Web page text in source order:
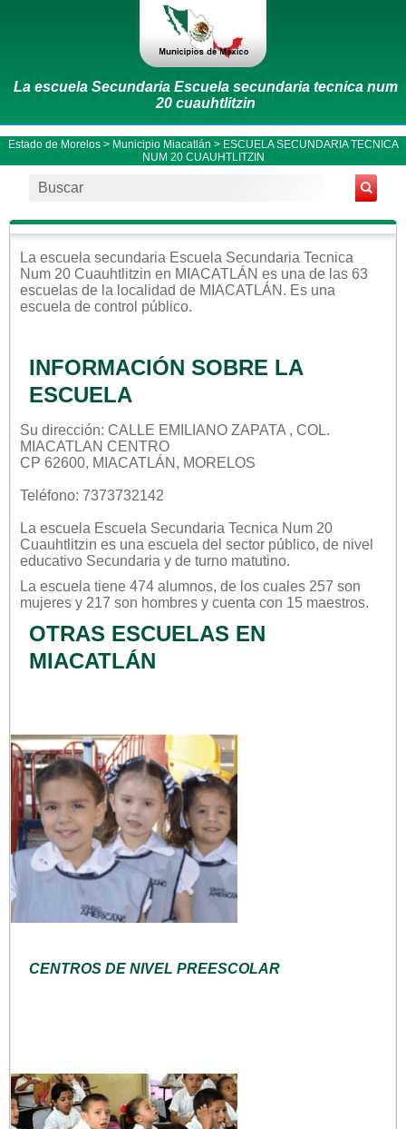
La escuela Secundaria Escuela secundaria tecnica num
20 cuauhtlitzin
Estado de Morelos> Municipio Miacatlán > ESCUELA SECUNDARIA TECNICA
NUM 20 CUAUHTLITZIN
La escuela secundaria Escuela Secundaria Tecnica
Num 20 Cuauhtlitzin en MIACATLÁN es una de las 63
escuelas de la localidad de MIACATLÁN . Es una
escuela de control público.
INFORMACIÓN SOBRE LA
ESCUELA
Su dirección: CALLE EMILIANO ZAPATA , COL.
MIACATLAN CENTRO
CP 62600, MIACATLÁN, MORELOS
Teléfono: 7373732142
La escuela Escuela Secundaria Tecnica Num 20
Cuauhtlitzin es una escuela del sector público, de nivel
educativo Secundaria y de turno matutino.
La escuela tiene 474 alumnos, de los cuales 257 son
mujeres y 217 son hombres y cuenta con 15 maestros.
OTRAS ESCUELAS EN
MIACATLÁN
CENTROS DE NIVEL PREESCOLAR